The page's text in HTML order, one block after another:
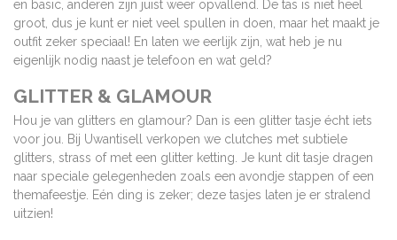
en basic, anderen zijn juist weer opvallend. De tas is niet heel
groot, dus je kunt er niet veel spullen in doen, maar het maakt je
outfit zeker speciaal! En laten we eerlijk zijn, wat heb je nu
eigenlijk nodig naast je telefoon en wat geld?
GLITTER & GLAMOUR
Hou je van glitters en glamour? Dan is een glitter tasje écht iets
voor jou. Bij Uwantisell verkopen we clutches met subtiele
glitters, strass of met een glitter ketting. Je kunt dit tasje dragen
naar speciale gelegenheden zoals een avondje stappen of een
themafeestje. Eén ding is zeker; deze tasjes laten je er stralend
uitzien!